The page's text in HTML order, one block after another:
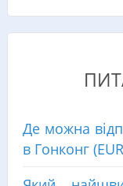
Де можна
в Гонконг